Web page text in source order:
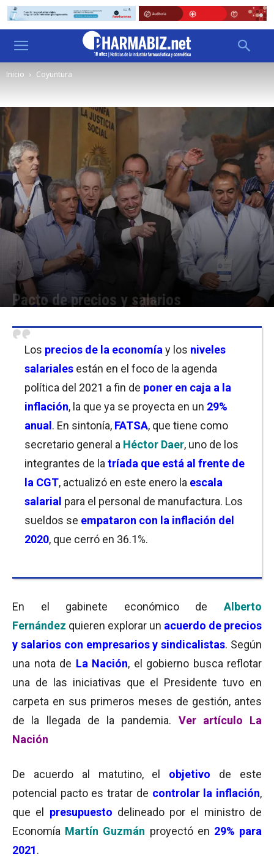
Inicio Coyuntura
Pacto de precios y salarios
Los precios de la economía y los niveles
salariales están en el foco de la agenda
política del 2021 a fin de poner en caja a la
inflación, la que ya se proyecta en un 29%
anual . En sintonía, FATSA, que tiene como
secretario general a Héctor Daer, uno de los
integrantes de la tríada que está al frente de
la CGT, actualizó en este enero la escala
salarial para el personal de manufactura. Los
sueldos se empataron con la inflación del
2020, que cerró en 36.1%.
En el gabinete económico de Alberto
Fernández quieren explorar un acuerdo de precios
y salarios con empresarios y sindicalistas. Según
una nota de La Nación, el gobierno busca reflotar
una de las iniciativas que el Presidente tuvo en
carpeta en sus primeros meses de gestión, antes
de la llegada de la pandemia. Ver artículo La
Nación
De acuerdo al matutino, el objetivo de este
potencial pacto es tratar de controlar la inflación,
que el
presupuesto delineado por el ministro de
Economía Martín Guzmán proyectó en 29% para
2021.